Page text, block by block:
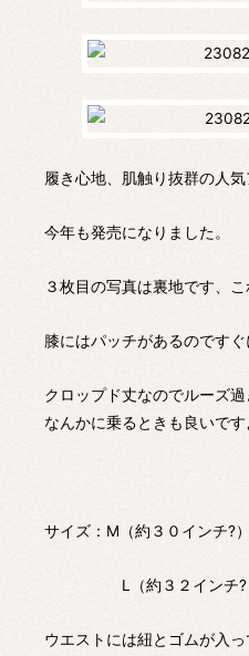
履き心地、肌触り抜群の人
今年も発売になりました。
３枚目の写真は裏地です、こ
膝にはパッチがあるのです
クロップド丈なのでルーズ
なんかに乗るときも良いです
サイズ：M（約３０インチ?）
L（約３２インチ?
ウエストには紐とゴムが入